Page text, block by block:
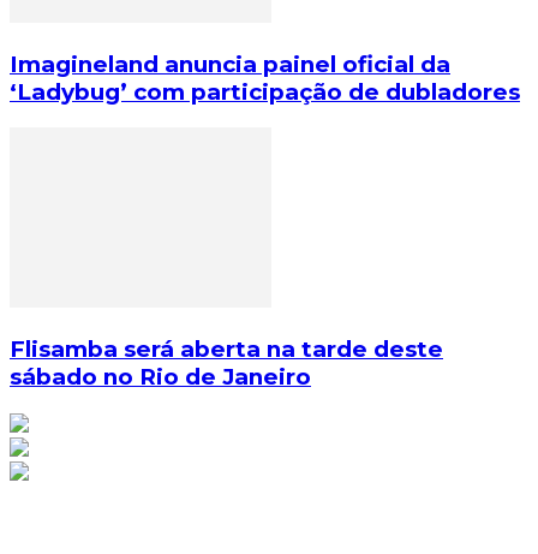
Imagineland anuncia painel oficial da
‘Ladybug’ com participação de dubladores
Flisamba será aberta na tarde deste
sábado no Rio de Janeiro